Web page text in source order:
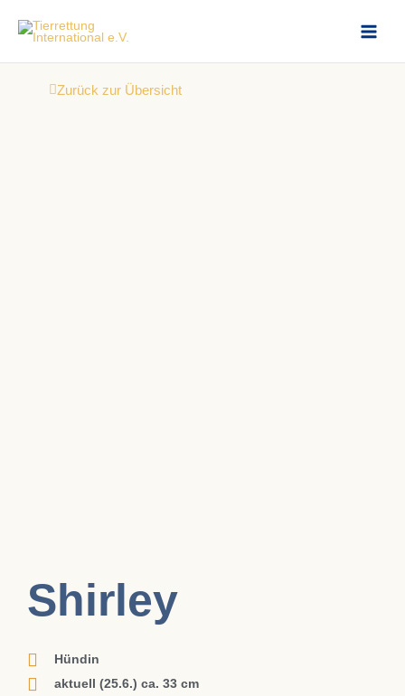
Inhalt
Zurück zur Übersicht
Shirley
Hündin
aktuell (25.6.) ca. 33 cm